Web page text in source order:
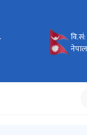
सुचना
-१
वि.सं: